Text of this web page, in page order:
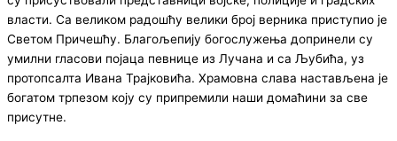
власти. Са великом радошћу велики број верника приступио је
Светом Причешћу. Благољепију богослужења допринели су
умилни гласови појаца певнице из Лучана и са Љубића, уз
протопсалта Ивана Трајковића. Храмовна слава настављена је
богатом трпезом коју су припремили наши домаћини за све
присутне.